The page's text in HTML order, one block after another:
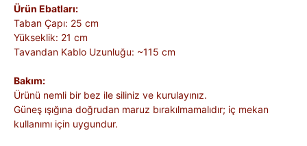
Ürün Ebatları:
Taban Çapı: 25 cm
Yükseklik: 21 cm
Tavandan Kablo Uzunluğu: ~115 cm
Bakım:
Ürünü nemli bir bez ile siliniz ve kurulayınız.
Güneş ışığına doğrudan maruz bırakılmamalıdır; iç mekan
kullanımı için uygundur.